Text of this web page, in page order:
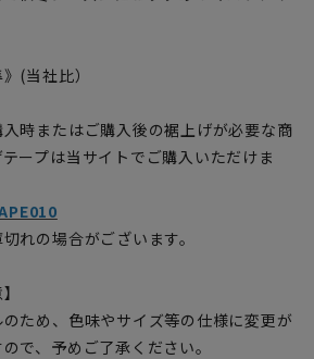
(当社比）
時またはご購入後の裾上げが必要な商
ープは当サイトでご購入いただけま
れの場合がございます。
ため、色味やサイズ等の仕様に変更が
で、予めご了承ください。